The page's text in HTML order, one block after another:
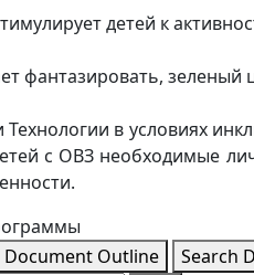
детей к
фантазировать, зеленый
Технологии в условиях
с ОВЗ необходимые
Document Outline
Search